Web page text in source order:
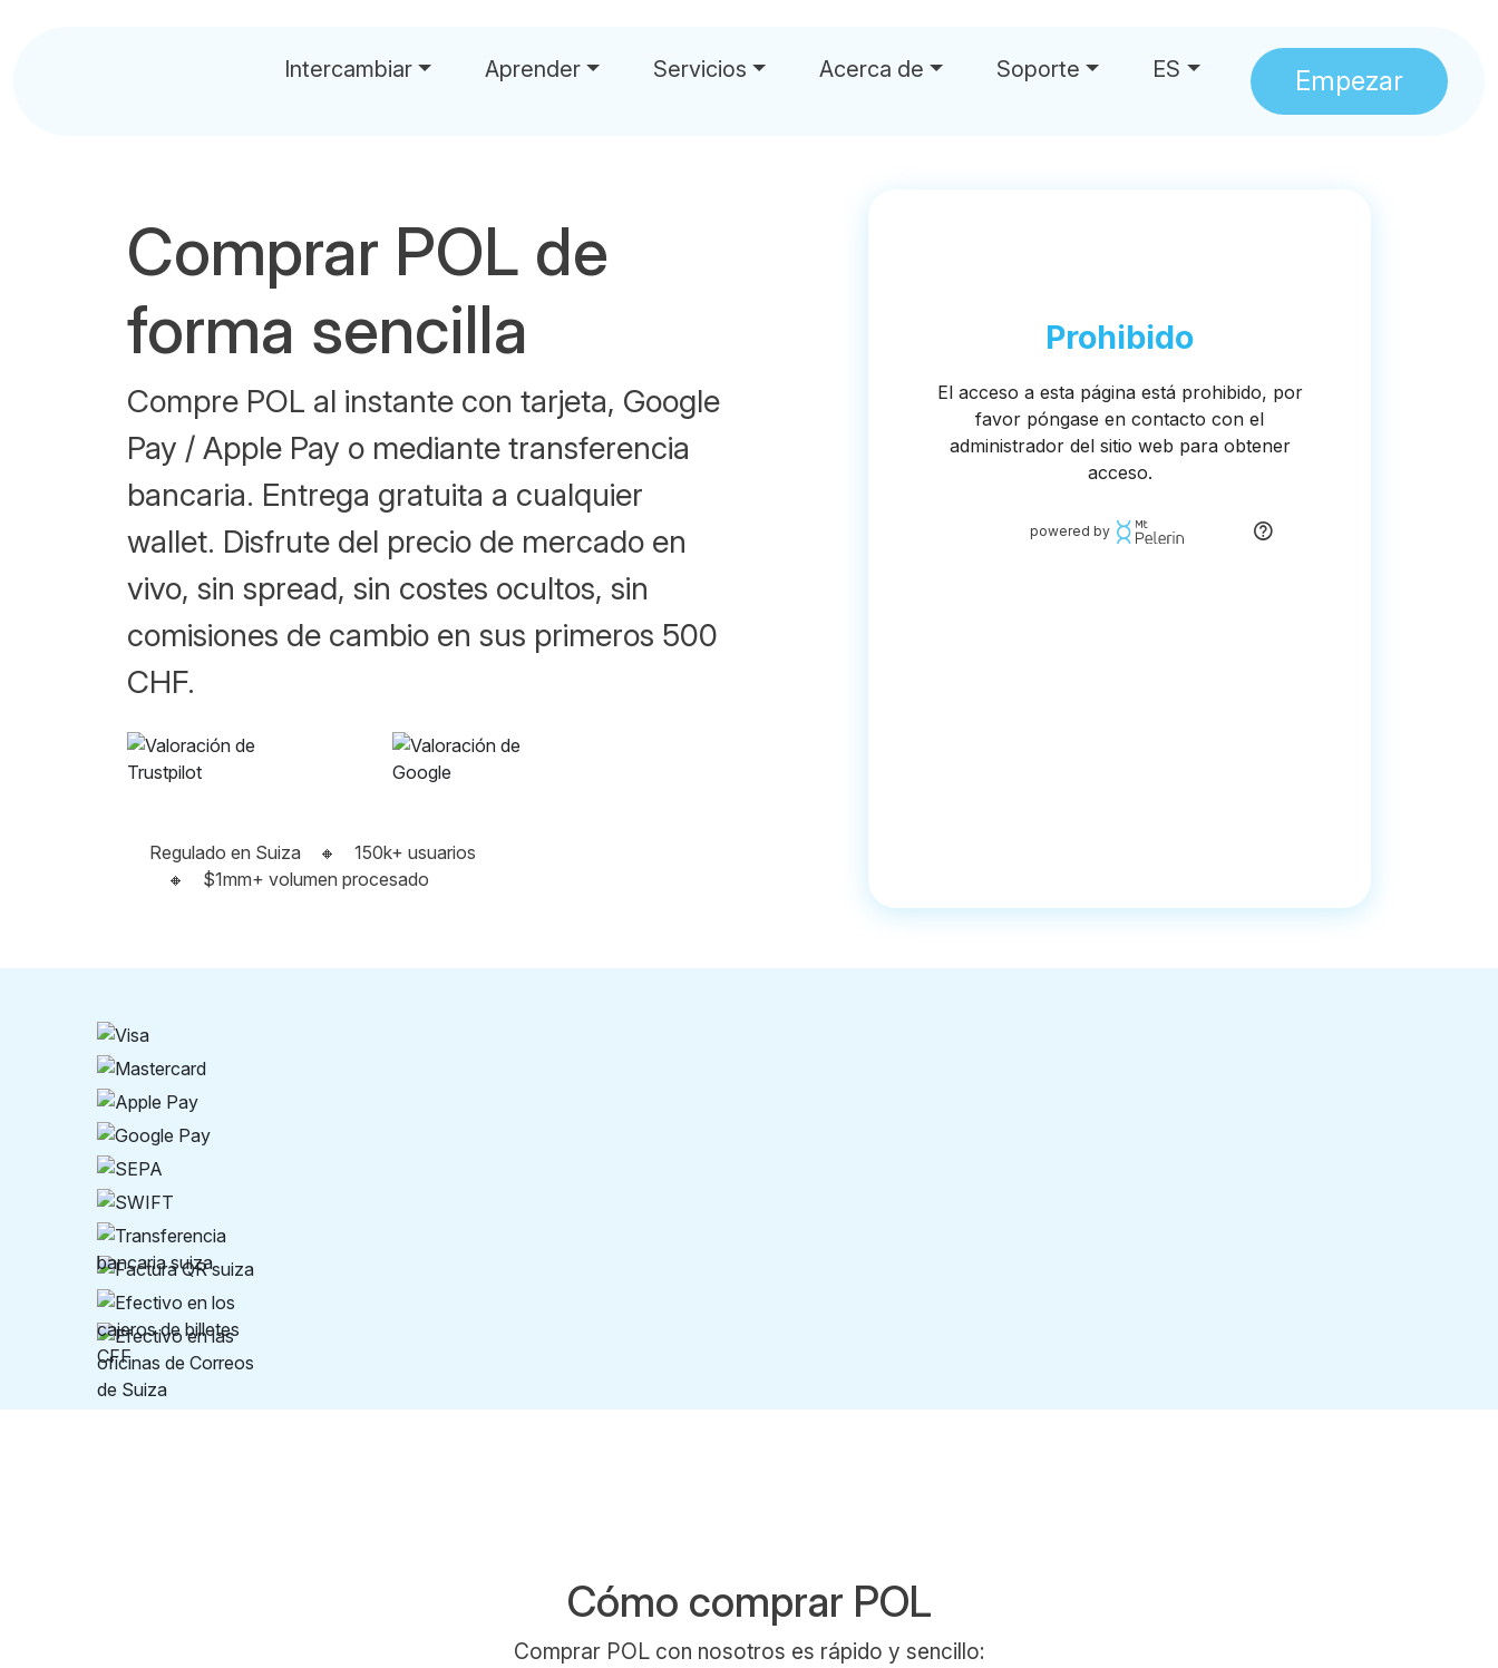
Intercambiar Aprender Servicios Acerca de Soporte ES Empezar
Comprar POL de
forma sencilla
Compre POL al instante con tarjeta, Google
Pay / Apple Pay o mediante transferencia
bancaria. Entrega gratuita a cualquier
wallet. Disfrute del precio de mercado en
vivo, sin spread, sin costes ocultos, sin
comisiones de cambio en sus primeros 500
CHF.
Regulado en Suiza 🔸
150k+ usuarios
🔸
$1mm+ volumen procesado
Cómo comprar POL
Comprar POL con nosotros es rápido y sencillo: